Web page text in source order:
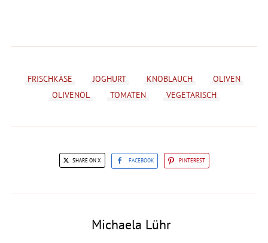
FRISCHKÄSE JOGHURT KNOBLAUCH
OLIVEN
OLIVENÖL
TOMATEN VEGETARISCH
SHARE ON X FACEBOOK PINTEREST
Michaela Lühr